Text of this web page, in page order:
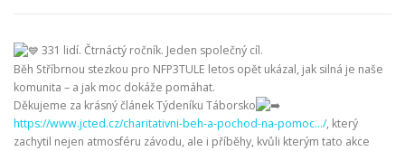
331 lidí. Čtrnáctý ročník. Jeden společný cíl.
Běh Stříbrnou stezkou pro NFP3TULE letos opět ukázal, jak silná je naše
komunita – a jak moc dokáže pomáhat.
Děkujeme za krásný článek Týdeníku Táborsko
https://www.jcted.cz/charitativni-beh-a-pochod-na-pomoc…/, který
zachytil nejen atmosféru závodu, ale i příběhy, kvůli kterým tato akce